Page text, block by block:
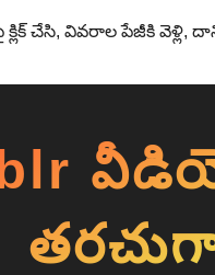
చేసి, వివరాల పేజీకి
తరచుగా